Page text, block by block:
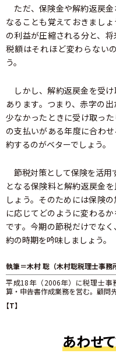
ただ、保険金や解約返戻
なることも覚えておきまし
の利益が圧縮される分と、
税額はそれほど変わらない
う。
しかし、解約返戻金を受
あります。つまり、赤字の
少なかったときに受け取っ
の支払いがある年度に合わ
約するのがベターでしょう。
節税対策として保険を活用
となる保険料と解約返戻金
しょう。そのためには保険
に応じてどのように変わる
です。今期の節税だけでな
約の時期を吟味しましょう。
執筆＝木村 聡（木村聡税理士事
平成18年（2006年）に税理士
算・申告書作成業務を営む。顧問
【T】
あわせ